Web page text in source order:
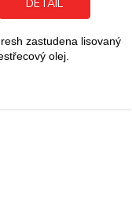
DETAIL
zastudena lisovaný
olej.